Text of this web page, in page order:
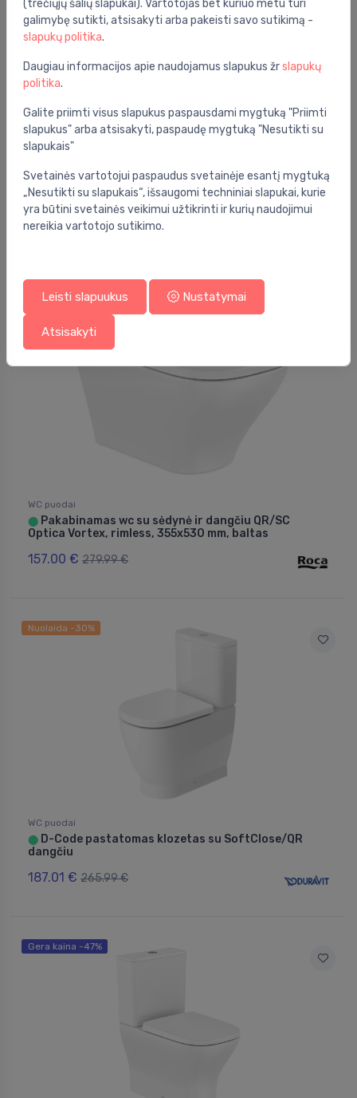
WC puodai
Pakabinamas wc su sėdynė ir dangčiu QR/SC
Cubito Style rimless, 355x530 mm, Vortex, baltas
WC puodai
⬤ Pakabinamas wc su sėdynė ir dangčiu QR/SC
Optica Vortex, rimless, 355x530 mm, baltas
157.00 € 279.99 €
Nuolaida -30%
WC puodai
⬤ D-Code pastatomas klozetas su SoftClose/QR
dangčiu
187.01 € 265.99 €
Gera kaina -47%
(trečiųjų šalių slapukai). Vartotojas bet kuriuo metu turi
galimybę sutikti, atsisakyti arba pakeisti savo sutikimą -
slapukų politika.
Daugiau informacijos apie naudojamus slapukus žrslapukų
politika.
Galite priimti visus slapukus paspausdami mygtuką "Priimti
slapukus" arba atsisakyti, paspaudę mygtuką "Nesutikti su
slapukais"
Svetainės vartotojui paspaudus svetainėje esantį mygtuką
„Nesutikti su slapukais“, išsaugomi techniniai slapukai, kurie
yra būtini svetainės veikimui užtikrinti ir kurių naudojimui
nereikia vartotojo sutikimo.
Leisti slapuukus Nustatymai
Atsisakyti